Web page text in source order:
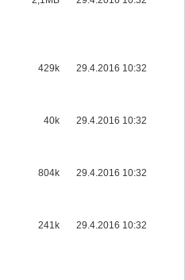
429k 29.4.2016 10:32
40k 29.4.2016 10:32
804k 29.4.2016 10:32
241k 29.4.2016 10:32